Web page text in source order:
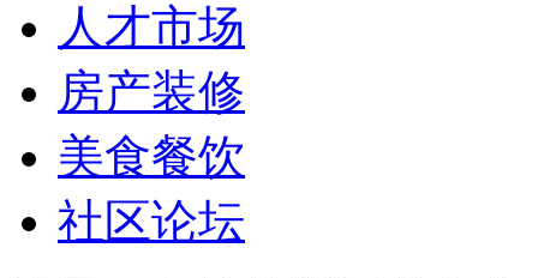
人才市场
房产装修
美食餐饮
社区论坛